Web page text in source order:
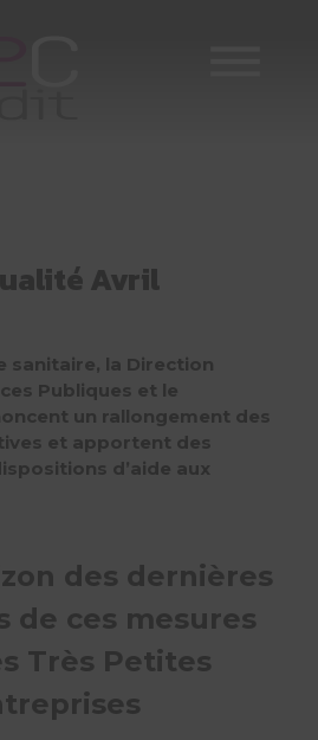
Avril
sanitaire, la Direction
Publiques et le
un rallongement des
et apportent des
d’aide aux
des dernières
de ces mesures
Très Petites